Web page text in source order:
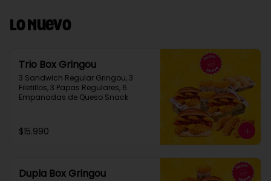
Lo Nuevo
Trio Box Gringou
3 Sandwich Regular Gringou, 3
Filetillos, 3 Papas Regulares, 6
Empanadas de Queso Snack
$15.990
Dupla Box Gringou